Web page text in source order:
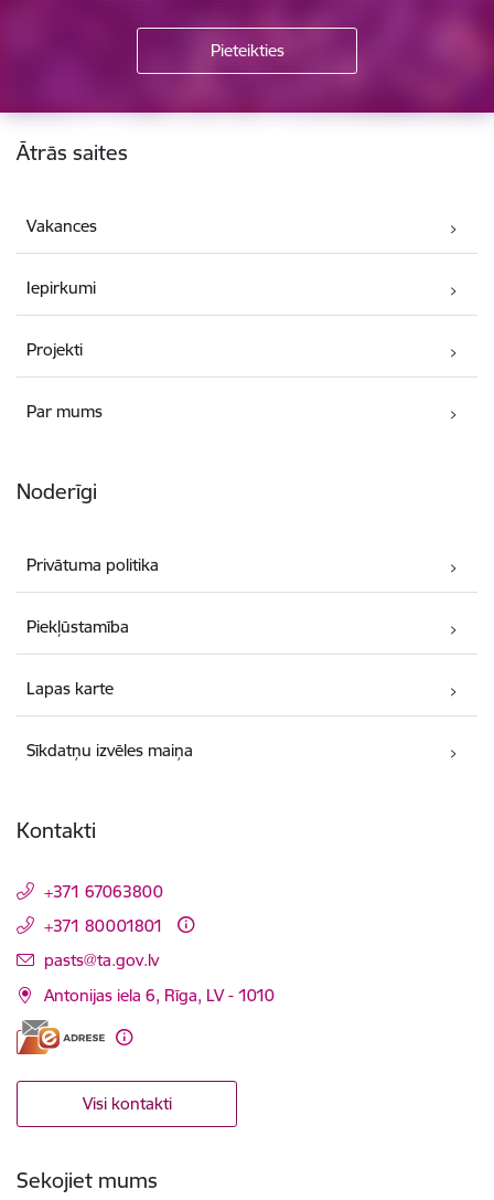
Kājene
Ātrās saites
Vakances
Iepirkumi
Projekti
Par mums
Noderīgi
Privātuma politika
Piekļūstamība
Lapas karte
Sīkdatņu izvēles maiņa
Kontakti
+371 67063800
+371 80001801
E-pasts:
pasts@ta.gov.lv
Antonijas iela 6, Rīga, LV - 1010
Visi kontakti
Sekojiet mums